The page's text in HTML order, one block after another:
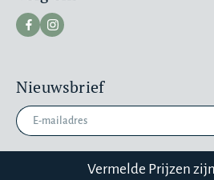
Nieuwsbrief
Vermelde Prijzen